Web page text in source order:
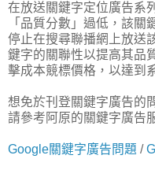
在放送關鍵字定位廣告系
「品質分數」過低，該
停止在搜尋聯播網上放送
鍵字的關聯性以提高其品
擊成本競標價格，以達到
想免於刊登關鍵字廣告的
請參考阿原的關鍵字廣告
Google關鍵字廣告問題 /